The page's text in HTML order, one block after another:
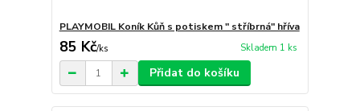
PLAYMOBIL Koník Kůň s potiskem " stříbrná" hříva
85 Kč/ks Skladem 1 ks
Přidat do košíku